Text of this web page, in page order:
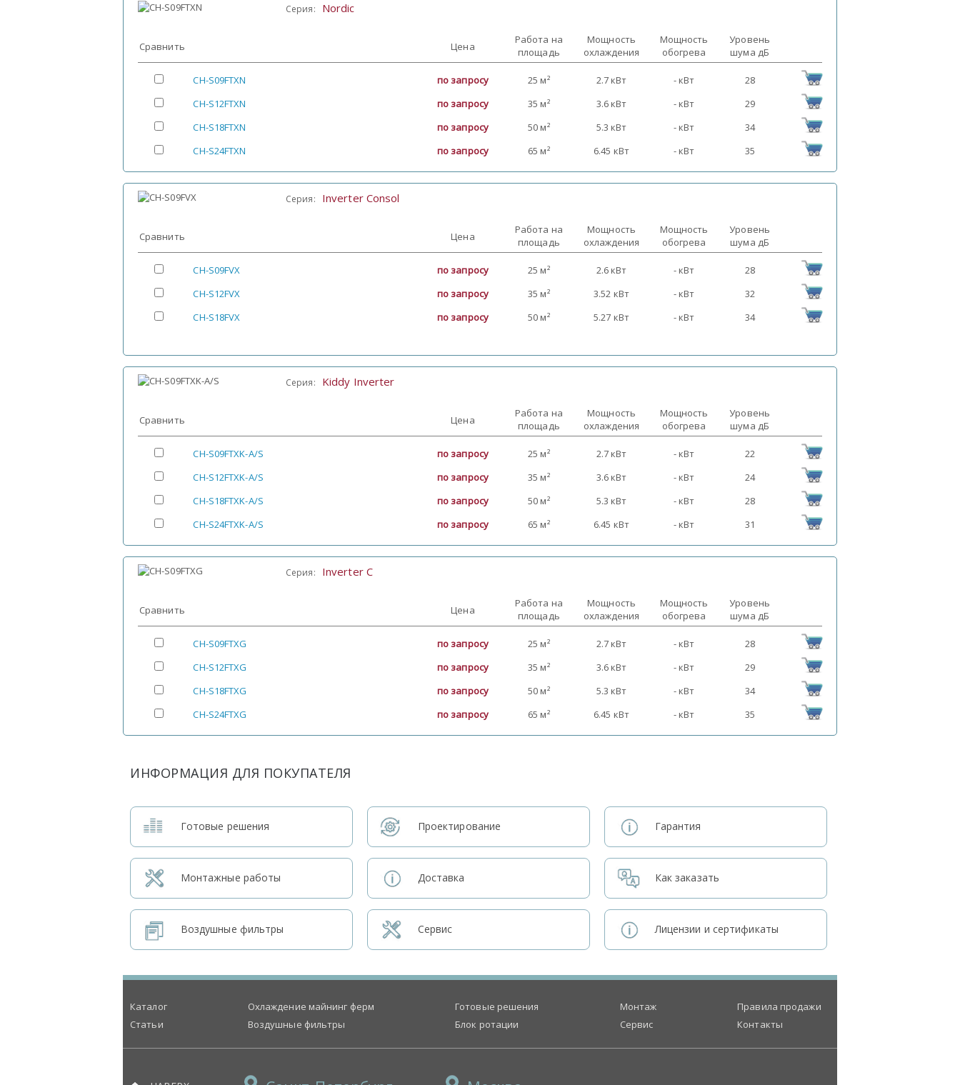
Серия: Nordic
Сравнить Цена
Работа на
площадь
Мощность
охлаждения
Мощность
обогрева
Уровень
шума дБ
CH-S09FTXN по запросу 25 м² 2.7 кВт - кВт
28
CH-S12FTXN
по запросу 35 м² 3.6 кВт - кВт
29
CH-S18FTXN
по запросу 50 м² 5.3 кВт - кВт
34
CH-S24FTXN
по запросу 65 м² 6.45 кВт - кВт 35
Серия: Inverter Consol
Сравнить Цена
Работа на
площадь
Мощность
охлаждения
Мощность
обогрева
Уровень
шума дБ
CH-S09FVX по запросу 25 м² 2.6 кВт - кВт
28
CH-S12FVX
по запросу 35 м² 3.52 кВт - кВт
32
CH-S18FVX
по запросу 50 м² 5.27 кВт - кВт 34
Серия: Kiddy Inverter
Сравнить Цена
Работа на
площадь
Мощность
охлаждения
Мощность
обогрева
Уровень
шума дБ
CH-S09FTXK-A/S по запросу 25 м² 2.7 кВт - кВт
22
CH-S12FTXK-A/S
по запросу 35 м² 3.6 кВт - кВт
24
CH-S18FTXK-A/S
по запросу 50 м² 5.3 кВт - кВт
28
CH-S24FTXK-A/S
по запросу 65 м² 6.45 кВт - кВт 31
Серия: Inverter C
Сравнить Цена
Работа на
площадь
Мощность
охлаждения
Мощность
обогрева
Уровень
шума дБ
CH-S09FTXG по запросу 25 м² 2.7 кВт - кВт
28
CH-S12FTXG
по запросу 35 м² 3.6 кВт - кВт
29
CH-S18FTXG
по запросу 50 м² 5.3 кВт - кВт
34
CH-S24FTXG
по запросу 65 м² 6.45 кВт - кВт 35
ИНФОРМАЦИЯ ДЛЯ ПОКУПАТЕЛЯ
Готовые решения
Монтажные работы
Воздушные фильтры
Проектирование
Доставка
Сервис
Гарантия
Как заказать
Лицензии и сертификаты
Каталог
Статьи
Охлаждение майнинг ферм
Воздушные фильтры
Готовые решения
Блок ротации
Монтаж
Сервис
Правила продажи
Контакты